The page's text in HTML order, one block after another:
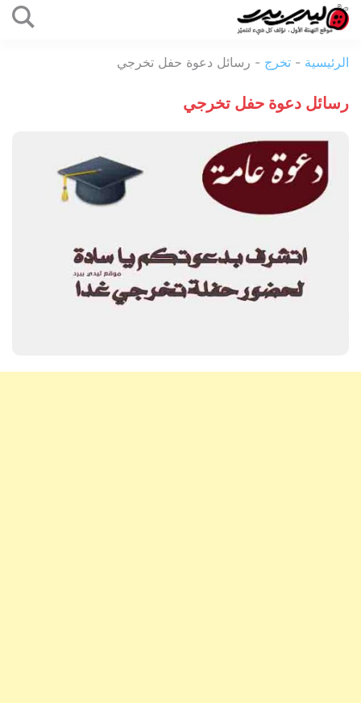
المحتوى
بيرد
الرئيسية - تخرج - رسائل دعوة حفل تخرجي
رسائل دعوة حفل تخرجي